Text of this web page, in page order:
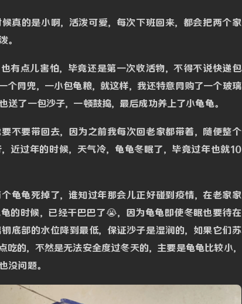
真的是小啊，活泼可爱，每次下班回来，都会把两个家
。
有点儿害怕，毕竟还是第一次收活物，不得不说快递包
个网兜，一小包龟粮，就这样，我还特意网购了一个玻璃
送了一包沙子，一顿鼓捣，最后成功养上了小龟龟。
不要带回去，因为之前我每次回老家都带着，随便整个
近过年的时候，天气冷，龟龟冬眠了，毕竟过年也就10
龟龟死掉了，谁知过年那会儿正好碰到疫情，在老家家
的时候，已经干巴巴了😭，因为龟龟即使冬眠也要待在
底部的水位降到最低，保证沙子是湿润的，如果它们苏
吃的，不然是无法安全度过冬天的，主要是龟龟比较小，
没问题。